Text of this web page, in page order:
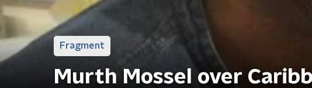
Fragment
Murth Mossel over